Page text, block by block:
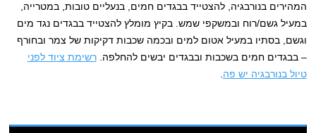
המהירים בנורבגיה, להצטייד בבגדים חמים, בנעליים טובות, במטרייה,
במעיל גשם/רוח ובמשקפי שמש. בקיץ מומלץ להצטייד בבגדים נגד מים
וגשם, בסתיו במעיל אטום למים ובכמה שכבות דקיקות של צמר ובחורף
– בבגדים חמים בשכבות ובבגדים יבשים להחלפה.רשימת ציוד לפני
טיול בנורבגיה יש פה